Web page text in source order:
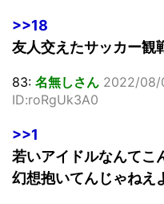
>>18
友人交えたサッカー観
83: 名無しさん 2022/08/
ID:roRgUk3A0
>>1
若いアイドルなんてこ
幻想抱いてんじゃねえ